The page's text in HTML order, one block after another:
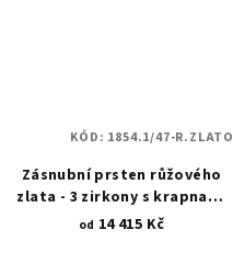
Zásnubní prsten růžového
zlata - 3 zirkony s krapnami
1854.1
od 14 415 Kč
KÓD: 1854.1/47-R.ZLATO